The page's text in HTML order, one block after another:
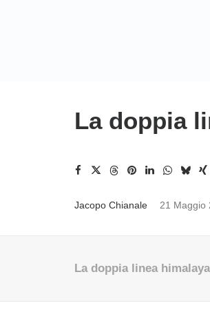
La doppia
Jacopo Chianale 21 Maggio
La doppia linea